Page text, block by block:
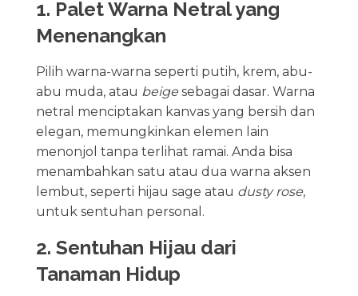
1. Palet Warna Netral yang
Menenangkan
Pilih warna-warna seperti putih, krem, abu-
abu muda, atau beigesebagai dasar. Warna
netral menciptakan kanvas yang bersih dan
elegan, memungkinkan elemen lain
menonjol tanpa terlihat ramai. Anda bisa
menambahkan satu atau dua warna aksen
lembut, seperti hijau sage atau dusty rose,
untuk sentuhan personal.
2. Sentuhan Hijau dari
Tanaman Hidup